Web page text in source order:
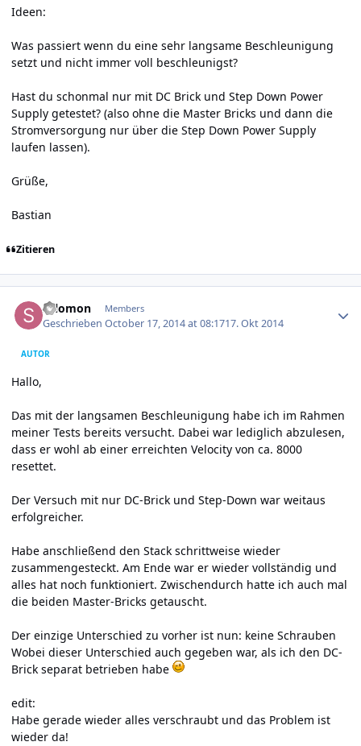
Ideen:
Was passiert wenn du eine sehr langsame Beschleunigung
setzt und nicht immer voll beschleunigst?
Hast du schonmal nur mit DC Brick und Step Down Power
Supply getestet? (also ohne die Master Bricks und dann die
Stromversorgung nur über die Step Down Power Supply
laufen lassen).
Grüße,
Bastian
Zitieren
salomon Members
GeschriebenOctober 17, 2014 at 08:1717. Okt 2014
AUTOR
Hallo,
Das mit der langsamen Beschleunigung habe ich im Rahmen
meiner Tests bereits versucht. Dabei war lediglich abzulesen,
dass er wohl ab einer erreichten Velocity von ca. 8000
resettet.
Der Versuch mit nur DC-Brick und Step-Down war weitaus
erfolgreicher.
Habe anschließend den Stack schrittweise wieder
zusammengesteckt. Am Ende war er wieder vollständig und
alles hat noch funktioniert. Zwischendurch hatte ich auch mal
die beiden Master-Bricks getauscht.
Der einzige Unterschied zu vorher ist nun: keine Schrauben
Wobei dieser Unterschied auch gegeben war, als ich den DC-
Brick separat betrieben habe
edit:
Habe gerade wieder alles verschraubt und das Problem ist
wieder da!